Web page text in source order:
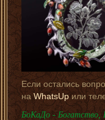
Если остались
наWhatsUpили
БоКаДо - Богатство,